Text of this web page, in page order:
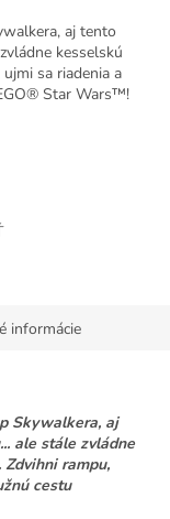
aj tento
kesselskú
sa riadenia a
Star Wars™!
informácie
Skywalkera, aj
ale stále zvládne
Zdvihni rampu,
cestu